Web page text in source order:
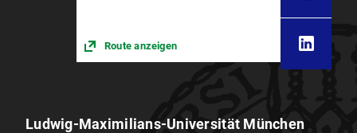
Route anzeigen
Ludwig-Maximilians-Universität München